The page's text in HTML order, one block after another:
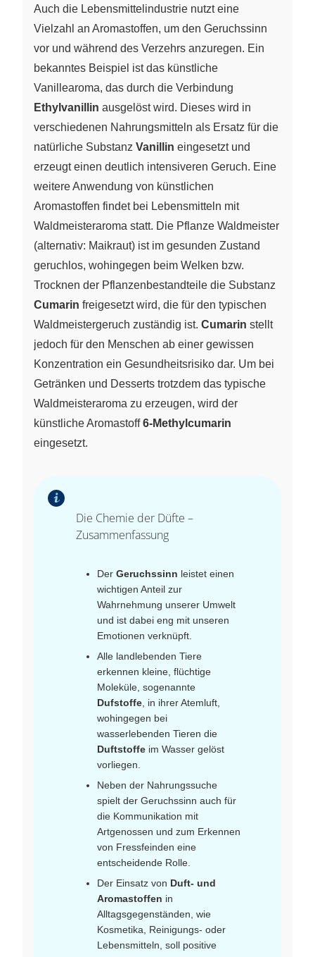
Auch die Lebensmittelindustrie nutzt eine
Vielzahl an Aromastoffen, um den Geruchssinn
vor und während des Verzehrs anzuregen. Ein
bekanntes Beispiel ist das künstliche
Vanillearoma, das durch die Verbindung
Ethylvanillin ausgelöst wird. Dieses wird in
verschiedenen Nahrungsmitteln als Ersatz für die
natürliche Substanz Vanillin eingesetzt und
erzeugt einen deutlich intensiveren Geruch. Eine
weitere Anwendung von künstlichen
Aromastoffen findet bei Lebensmitteln mit
Waldmeisteraroma statt. Die Pflanze Waldmeister
(alternativ: Maikraut) ist im gesunden Zustand
geruchlos, wohingegen beim Welken bzw.
Trocknen der Pflanzenbestandteile die Substanz
Cumarin freigesetzt wird, die für den typischen
Waldmeistergeruch zuständig ist. Cumarin stellt
jedoch für den Menschen ab einer gewissen
Konzentration ein Gesundheitsrisiko dar. Um bei
Getränken und Desserts trotzdem das typische
Waldmeisteraroma zu erzeugen, wird der
künstliche Aromastoff6-Methylcumarin
eingesetzt.
Die Chemie der Düfte –
Zusammenfassung
Der Geruchssinn leistet einen
wichtigen Anteil zur
Wahrnehmung unserer Umwelt
und ist dabei eng mit unseren
Emotionen verknüpft.
Alle landlebenden Tiere
erkennen kleine, flüchtige
Moleküle, sogenannte
Dufstoffe, in ihrer Atemluft,
wohingegen bei
wasserlebenden Tieren die
Duftstoffe im Wasser gelöst
vorliegen.
Neben der Nahrungssuche
spielt der Geruchssinn auch für
die Kommunikation mit
Artgenossen und zum Erkennen
von Fressfeinden eine
entscheidende Rolle.
Der Einsatz von Duft- und
Aromastoffen in
Alltagsgegenständen, wie
Kosmetika, Reinigungs- oder
Lebensmitteln, soll positive